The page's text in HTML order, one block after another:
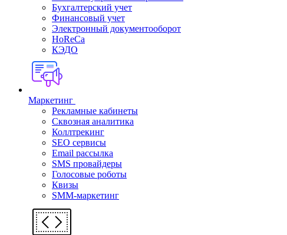
Бухгалтерский учет
Финансовый учет
Электронный документооборот
HoReCa
КЭДО
Маркетинг
Рекламные кабинеты
Cквозная аналитика
Коллтрекинг
SEO сервисы
Email расcылка
SMS провайдеры
Голосовые роботы
Квизы
SMM-маркетинг